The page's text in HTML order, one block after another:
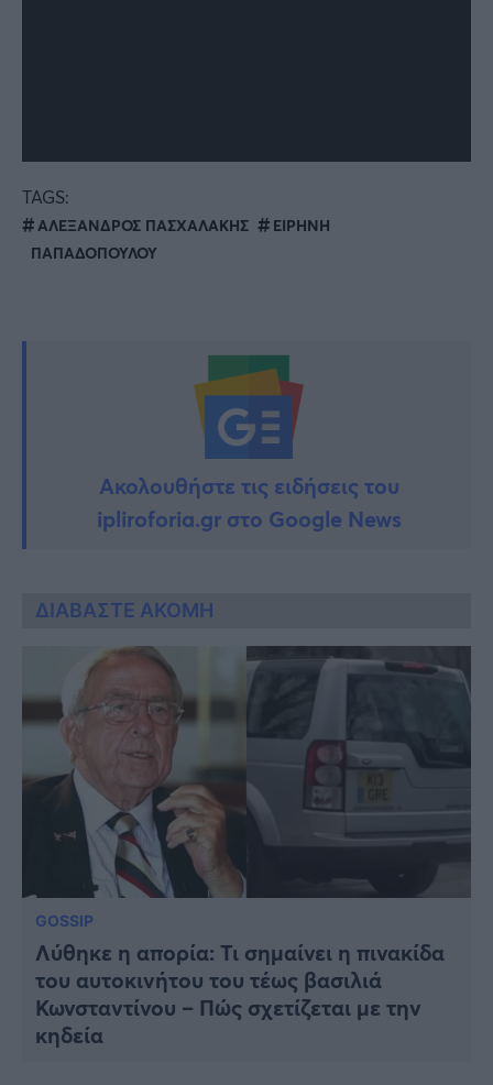
TAGS:
ΑΛΕΞΑΝΔΡΟΣ ΠΑΣΧΑΛΑΚΗΣ
ΕΙΡΗΝΗ
ΠΑΠΑΔΟΠΟΥΛΟΥ
Ακολουθήστε τις ειδήσεις του
ipliroforia.gr στο Google News
ΔΙΑΒΑΣΤΕ ΑΚΟΜΗ
GOSSIP
Λύθηκε η απορία: Τι σημαίνει η πινακίδα
του αυτοκινήτου του τέως βασιλιά
Κωνσταντίνου – Πώς σχετίζεται με την
κηδεία